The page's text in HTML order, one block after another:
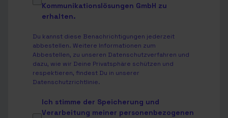
Kommunikationslösungen GmbH zu
erhalten.
Du kannst diese Benachrichtigungen jederzeit
abbestellen. Weitere Informationen zum
Abbestellen, zu unseren Datenschutzverfahren und
dazu, wie wir Deine Privatsphäre schützen und
respektieren, findest Du in unserer
Datenschutzrichtlinie.
Ich stimme der Speicherung und
Verarbeitung meiner personenbezogenen